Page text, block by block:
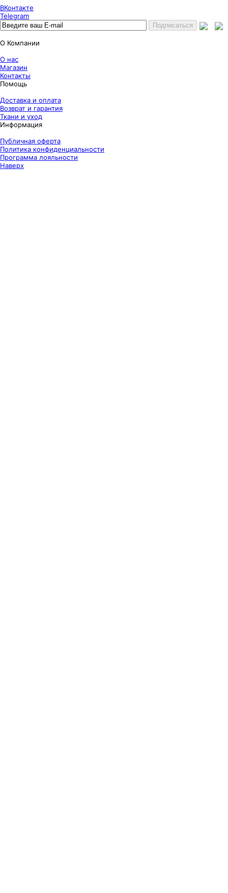
ВКонтакте
Telegram
О Компании
О нас
Магазин
Контакты
Помощь
Доставка и оплата
Возврат и гарантия
Ткани и уход
Информация
Публичная оферта
Политика конфиденциальности
Программа лояльности
Наверх